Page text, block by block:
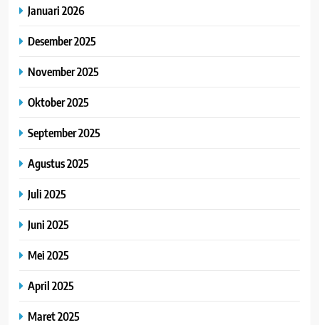
Januari 2026
Desember 2025
November 2025
Oktober 2025
September 2025
Agustus 2025
Juli 2025
Juni 2025
Mei 2025
April 2025
Maret 2025